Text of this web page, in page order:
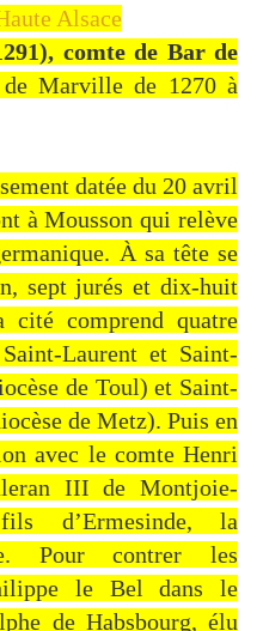
Alsace
comte de Bar de
Marville de 1270 à
datée du 20 avril
à Mousson qui relève
À sa tête se
sept jurés et dix-huit
cité comprend quatre
Laurent et Saint-
de Toul) et Saint-
de Metz). Puis en
avec le comte Henri
III de Montjoie-
d’Ermesinde, la
Pour contrer les
le Bel dans le
de Habsbourg, élu